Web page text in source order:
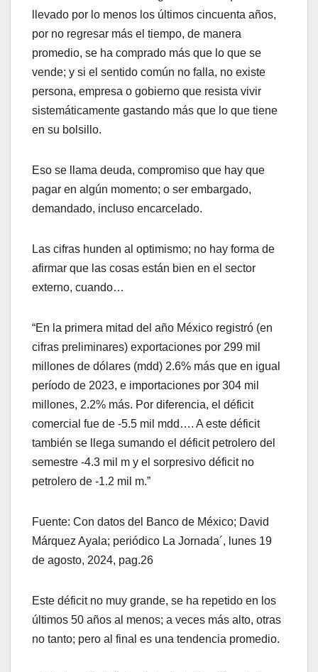
llevado por lo menos los últimos cincuenta años,
por no regresar más el tiempo, de manera
promedio, se ha comprado más que lo que se
vende; y si el sentido común no falla, no existe
persona, empresa o gobierno que resista vivir
sistemáticamente gastando más que lo que tiene
en su bolsillo.
Eso se llama deuda, compromiso que hay que
pagar en algún momento; o ser embargado,
demandado, incluso encarcelado.
Las cifras hunden al optimismo; no hay forma de
afirmar que las cosas están bien en el sector
externo, cuando…
“En la primera mitad del año México registró (en
cifras preliminares) exportaciones por 299 mil
millones de dólares (mdd) 2.6% más que en igual
período de 2023, e importaciones por 304 mil
millones, 2.2% más. Por diferencia, el déficit
comercial fue de -5.5 mil mdd…. A este déficit
también se llega sumando el déficit petrolero del
semestre -4.3 mil m y el sorpresivo déficit no
petrolero de -1.2 mil m.”
Fuente: Con datos del Banco de México; David
Márquez Ayala; periódico La Jornada´, lunes 19
de agosto, 2024, pag.26
Este déficit no muy grande, se ha repetido en los
últimos 50 años al menos; a veces más alto, otras
no tanto; pero al final es una tendencia promedio.